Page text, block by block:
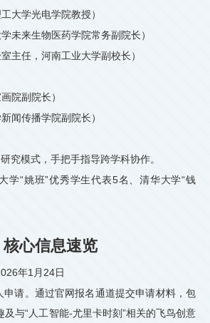
工大学光电学院教授）
学未来生物医药学院常务副院长）
室主任，河南工业大学副校长）
院副院长）
新闻传播学院副院长）
究模式，手把手指导跨学科协作。
学“姚班”优秀学生代表5名、清华大学“钱
核心信息速览
年1月24日
申请。通过官网报名通道提交申请材料，包
与“人工智能-尤里卡时刻”相关的飞鸟创意